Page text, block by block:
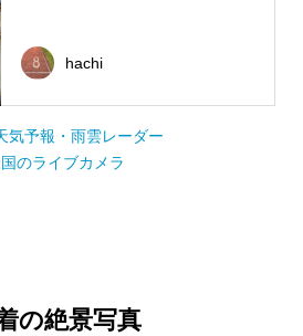
hachi
気予報・雨雲レーダー
のライブカメラ
の絶景写真